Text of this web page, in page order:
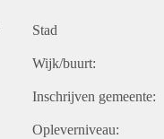
Stad
Wijk/buurt:
Inschrijven gemeente:
Opleverniveau: